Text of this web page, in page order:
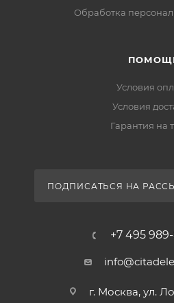
Обработка
Условия
Условия
Гарантия на
ПОДПИСАТЬСЯ НА
+7 495
г. Москва, ул.